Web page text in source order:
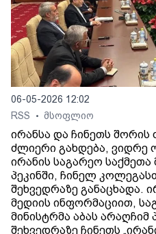
06-05-2026 12:02
RSS
• მსოფლიო
ირანსა და ჩინეთს
ძლიერი გახდება, ვიდრე
ირანის საგარეო საქმეთა
პეკინში, ჩინელ
შეხვედრაზე განაცხადა.
მედიის ინფორმაციით,
მინისტრმა აბას
შეხვედრაზე ჩინეთს